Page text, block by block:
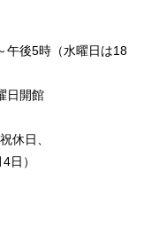
後5時（水曜日は18
日開館
休日、
日）